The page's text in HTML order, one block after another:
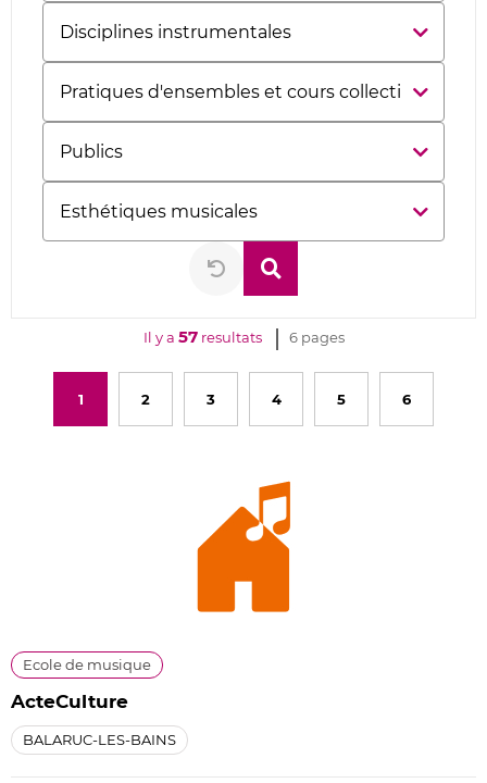
Intercommunale
Disciplines
instrumentales
Pratiques
d'ensembles
collectifs
Publics
Esthétiques
musicales
RéinitialiserRechercher
Il y a 57resultats 6 pages
1 2 3 4 5 6
Ecole de musique
ActeCulture
BALARUC-LES-BAINS